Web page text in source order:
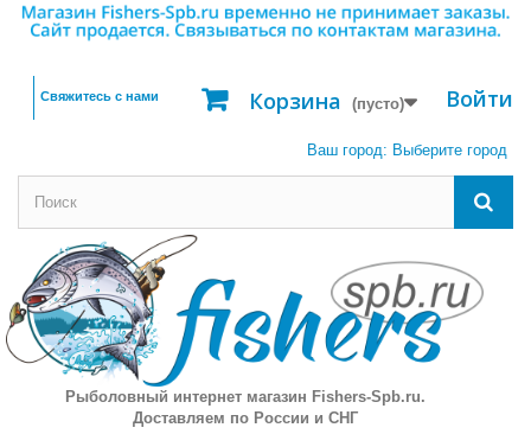
Войти
Корзина (пусто)
Свяжитесь с нами
Ваш город: Выберите город
Рыболовный интернет магазин Fishers-Spb.ru.
Доставляем по России и СНГ